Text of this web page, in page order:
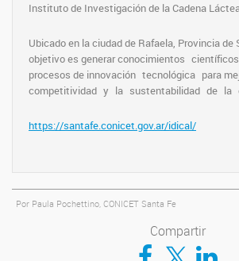
Instituto de Investigación de la Cadena
Ubicado en la ciudad de Rafaela, Provincia de
objetivo es generar conocimientos
procesos de innovación tecnológica para
competitividad y la sustentabilidad de la
https://santafe.conicet.gov.ar/idical/
Por Paula Pochettino, CONICET Santa Fe
Compartir
Compartir en Facebook
Compartir en Twitter
Compartir